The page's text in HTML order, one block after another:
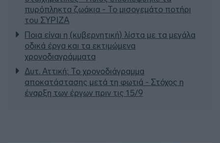
πυρόπληκτα ζωάκια - Το μισογεμάτο ποτήρι
του ΣΥΡΙΖΑ
Ποια είναι η (κυβερνητική) λίστα με τα μεγάλα
οδικά έργα και τα εκτιμώμενα
χρονοδιαγράμματα
Δυτ. Αττική: Το χρονοδιάγραμμα
αποκατάστασης μετά τη φωτιά - Στόχος η
έναρξη των έργων πριν τις 15/9